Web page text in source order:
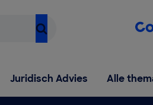
Juridisch Advies Alle